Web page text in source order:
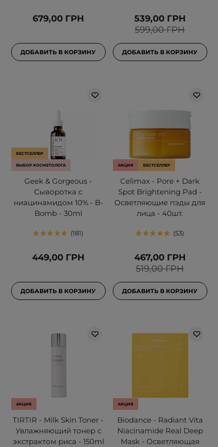
679,00 ГРН
ДОБАВИТЬ В КОРЗИНУ
599,00 ГРН
539,00 ГРН
ДОБАВИТЬ В КОРЗИНУ
БЕСТСЕЛЛЕР
ВЫБОР КОСМЕТОЛОГА
Geek & Gorgeous -
Сыворотка с
ниацинамидом 10% - B-
Bomb - 30ml
181
449,00 ГРН
ДОБАВИТЬ В КОРЗИНУ
АКЦИЯ БЕСТСЕЛЛЕР
Celimax - Pore + Dark
Spot Brightening Pad -
Осветляющие пэды для
лица - 40шт.
53
519,00 ГРН
467,00 ГРН
ДОБАВИТЬ В КОРЗИНУ
АКЦИЯ
TIRTIR - Milk Skin Toner -
Увлажняющий тонер с
экстрактом риса - 150ml
АКЦИЯ
Biodance - Radiant Vita
Niacinamide Real Deep
Mask - Осветляющая